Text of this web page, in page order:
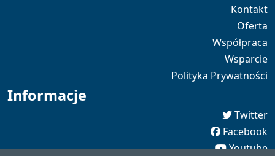
Kontakt
Oferta
Współpraca
Wsparcie
Polityka Prywatności
Informacje
Twitter
Facebook
Youtube